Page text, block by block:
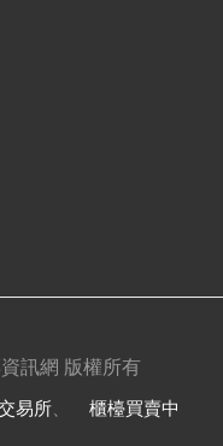
訊網 版權所有
易所
櫃檯買賣中